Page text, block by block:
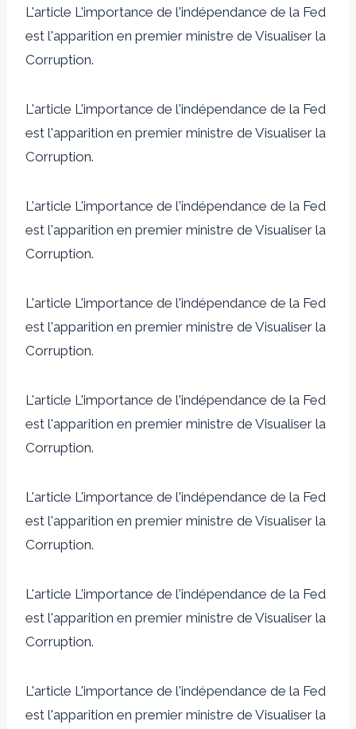
L'article L'importance de l'indépendance de la Fed
est l'apparition en premier ministre de Visualiser la
Corruption.
L'article L'importance de l'indépendance de la Fed
est l'apparition en premier ministre de Visualiser la
Corruption.
L'article L'importance de l'indépendance de la Fed
est l'apparition en premier ministre de Visualiser la
Corruption.
L'article L'importance de l'indépendance de la Fed
est l'apparition en premier ministre de Visualiser la
Corruption.
L'article L'importance de l'indépendance de la Fed
est l'apparition en premier ministre de Visualiser la
Corruption.
L'article L'importance de l'indépendance de la Fed
est l'apparition en premier ministre de Visualiser la
Corruption.
L'article L'importance de l'indépendance de la Fed
est l'apparition en premier ministre de Visualiser la
Corruption.
L'article L'importance de l'indépendance de la Fed
est l'apparition en premier ministre de Visualiser la